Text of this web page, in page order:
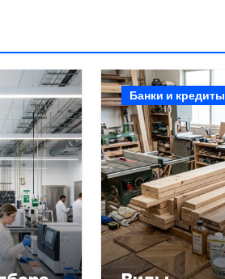
Банки и кредиты